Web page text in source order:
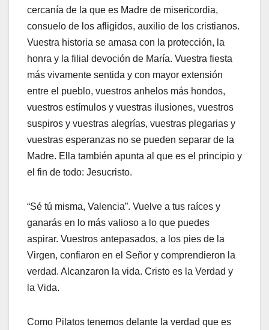
cercanía de la que es Madre de misericordia,
consuelo de los afligidos, auxilio de los cristianos.
Vuestra historia se amasa con la protección, la
honra y la filial devoción de María. Vuestra fiesta
más vivamente sentida y con mayor extensión
entre el pueblo, vuestros anhelos más hondos,
vuestros estímulos y vuestras ilusiones, vuestros
suspiros y vuestras alegrías, vuestras plegarias y
vuestras esperanzas no se pueden separar de la
Madre. Ella también apunta al que es el principio y
el fin de todo: Jesucristo.
“Sé tú misma, Valencia”. Vuelve a tus raíces y
ganarás en lo más valioso a lo que puedes
aspirar. Vuestros antepasados, a los pies de la
Virgen, confiaron en el Señor y comprendieron la
verdad. Alcanzaron la vida. Cristo es la Verdad y
la Vida.
Como Pilatos tenemos delante la verdad que es